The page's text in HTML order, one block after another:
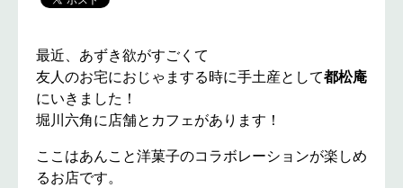
最近、あずき欲がすごくて
友人のお宅におじゃまする時に手土産として都松庵
にいきました！
堀川六角に店舗とカフェがあります！
ここはあんこと洋菓子のコラボレーションが楽しめ
るお店です。